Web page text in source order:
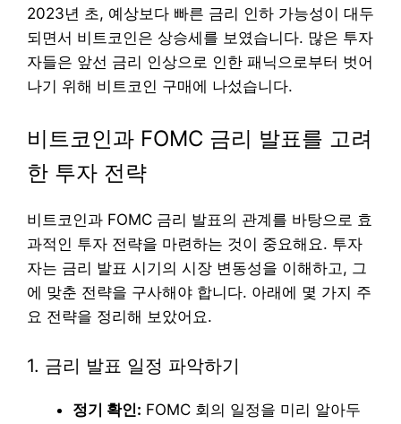
2023년 초, 예상보다 빠른 금리 인하 가능성이 대두
되면서 비트코인은 상승세를 보였습니다. 많은 투자
자들은 앞선 금리 인상으로 인한 패닉으로부터 벗어
나기 위해 비트코인 구매에 나섰습니다.
비트코인과 FOMC 금리 발표를 고려
한 투자 전략
비트코인과 FOMC 금리 발표의 관계를 바탕으로 효
과적인 투자 전략을 마련하는 것이 중요해요. 투자
자는 금리 발표 시기의 시장 변동성을 이해하고, 그
에 맞춘 전략을 구사해야 합니다. 아래에 몇 가지 주
요 전략을 정리해 보았어요.
1. 금리 발표 일정 파악하기
정기 확인: FOMC 회의 일정을 미리 알아두